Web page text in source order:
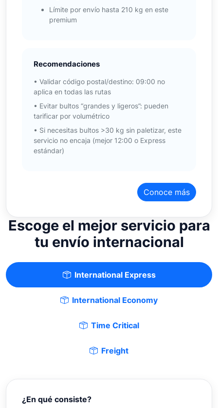
Límite por envío hasta 210 kg en este
premium
Recomendaciones
• Validar código postal/destino: 09:00 no
aplica en todas las rutas
• Evitar bultos “grandes y ligeros”: pueden
tarificar por volumétrico
• Si necesitas bultos >30 kg sin paletizar, este
servicio no encaja (mejor 12:00 o Express
estándar)
Conoce más
Escoge el mejor servicio para
tu envío internacional
International Express
International Economy
Time Critical
Freight
¿En qué consiste?